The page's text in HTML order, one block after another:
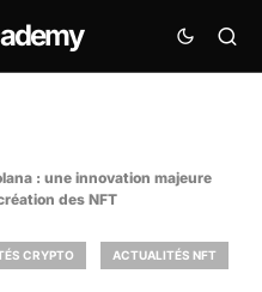
: une innovation majeure
des NFT
CRYPTO ACTUALITÉS NFT